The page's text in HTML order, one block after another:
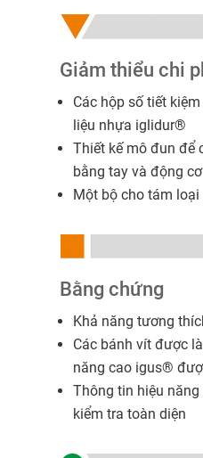
Giảm thiểu chi
Các hộp số tiết
liệu nhựa iglidur®
Thiết kế mô đun để
bằng tay và động cơ
Một bộ cho tám
Bằng chứng
Khả năng tương
Các bánh vít được
năng cao igus®
Thông tin hiệu
kiểm tra toàn diện